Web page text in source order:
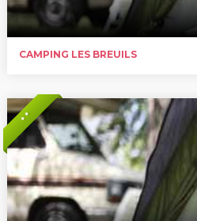
CAMPING LES BREUILS
* *